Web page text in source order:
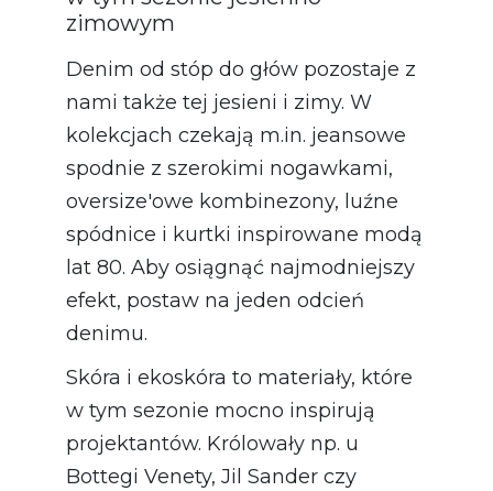
zimowym
Denim od stóp do głów pozostaje z
nami także tej jesieni i zimy. W
kolekcjach czekają m.in. jeansowe
spodnie z szerokimi nogawkami,
oversize'owe kombinezony, luźne
spódnice i kurtki inspirowane modą
lat 80. Aby osiągnąć najmodniejszy
efekt, postaw na jeden odcień
denimu.
Skóra i ekoskóra to materiały, które
w tym sezonie mocno inspirują
projektantów. Królowały np. u
Bottegi Venety, Jil Sander czy